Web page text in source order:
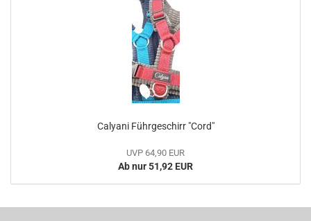
Calyani Führgeschirr "Cord"
UVP 64,90 EUR
Ab nur 51,92 EUR